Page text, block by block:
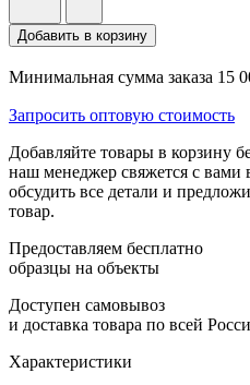
Добавить в корзину
Минимальная сумма заказа 15
Запросить оптовую стоимость
Добавляйте товары в корзину
наш менеджер свяжется с вами
обсудить все детали и
товар.
Предоставляем бесплатно
образцы на объекты
Доступен самовывоз
и доставка товара по всей
Характеристики